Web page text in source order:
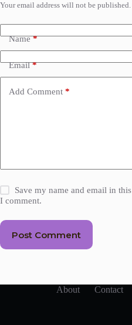
Your email address will not be published.
Name*
Email*
Add Comment *
Save my name and email in
I comment.
Post Comment
About Contact